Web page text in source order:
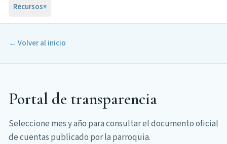
Recursos▾
← Volver al inicio
Portal de transparencia
Seleccione mes y año para consultar el documento oficial
de cuentas publicado por la parroquia.